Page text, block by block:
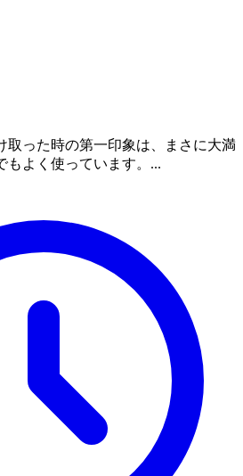
取った時の第一印象は、まさに大満
もよく使っています。...